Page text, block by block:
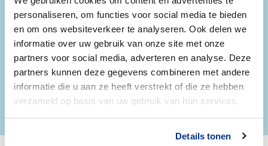
personaliseren, om functies voor social media te bieden
en om ons websiteverkeer te analyseren. Ook delen we
informatie over uw gebruik van onze site met onze
partners voor social media, adverteren en analyse. Deze
partners kunnen deze gegevens combineren met andere
informatie die u aan ze heeft verstrekt of die ze hebben
verzameld op basis van uw gebruik van hun services.
Details tonen
Vigo is steeds bij jou in de buurt!
Vigo heeft vestigingen in heel België en is
aanwezig in tal van ziekenhuizen,
patiëntencentra, woonzorgcentra en andere
verzorgingsinstellingen.